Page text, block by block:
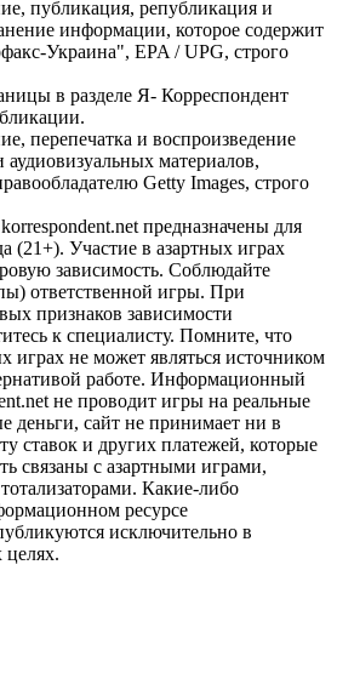
публикация, републикация и
информации, которое содержит
Украина", EPA / UPG, строго
в разделе Я- Корреспондент
перепечатка и воспроизведение
материалов,
Getty Images, строго
предназначены для
(21+). Участие в азартных играх
зависимость. Соблюдайте
ответственной игры. При
признаков зависимости
к специалисту. Помните, что
играх не может являться источником
работе. Информационный
не проводит игры на реальные
деньги, сайт не принимает ни в
ставок и других платежей, которые
связаны с азартными играми,
Какие-либо
ресурсе
исключительно в